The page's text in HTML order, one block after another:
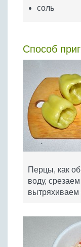
соль
Способ
Перцы, как
воду,
вытряхиваем